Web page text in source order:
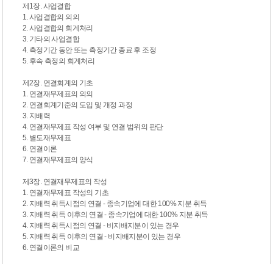
제1장. 사업결합
1. 사업결합의 의의
2. 사업결합의 회계처리
3. 기타의 사업결합
4. 측정기간 동안 또는 측정기간 종료 후 조정
5. 후속 측정의 회계처리
제2장. 연결회계의 기초
1. 연결재무제표의 의의
2. 연결회계기준의 도입 및 개정 과정
3. 지배력
4. 연결재무제표 작성 여부 및 연결 범위의 판단
5. 별도재무제표
6. 연결이론
7. 연결재무제표의 양식
제3장. 연결재무제표의 작성
1. 연결재무제표 작성의 기초
2. 지배력 취득시점의 연결 - 종속기업에 대한 100% 지분 취득
3. 지배력 취득 이후의 연결 - 종속기업에 대한 100% 지분 취득
4. 지배력 취득시점의 연결 - 비지배지분이 있는 경우
5. 지배력 취득 이후의 연결 - 비지배지분이 있는 경우
6. 연결이론의 비교